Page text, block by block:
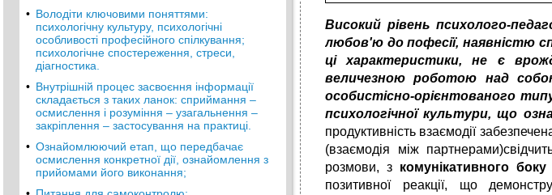
• Володіти ключовими поняттями:
психологічну культуру, психологічні
особливості професійного спілкування;
психологічне спостереження, стреси,
діагностика.
• Внутрішній процес засвоєння інформації
складається з таких ланок: сприймання –
осмислення і розуміння – узагальнення –
закріплення – застосування на практиці.
• Ознайомлюючий етап, що передбачає
осмислення конкретної дії, ознайомлення з
прийомами його виконання;
Високий рівень психолого-
любов'ю до пофесії, наявністю
ці характеристики, не є
величезною роботою над
особистісно-орієнтованого
психологічноїкультури, що
продуктивність взаємодії
(взаємодія між
розмови, з комунікативного боку
позитивної реакції, що